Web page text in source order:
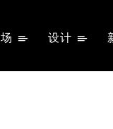
设计